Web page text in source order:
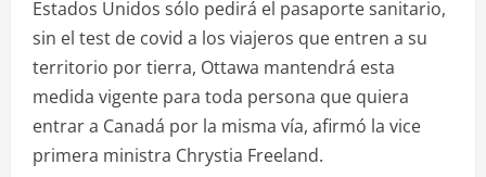
Estados Unidos sólo pedirá el pasaporte sanitario,
sin el test de covid a los viajeros que entren a su
territorio por tierra, Ottawa mantendrá esta
medida vigente para toda persona que quiera
entrar a Canadá por la misma vía, afirmó la vice
primera ministra Chrystia Freeland.